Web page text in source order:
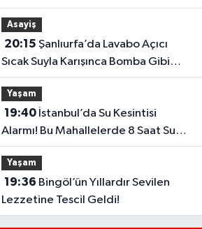
ameliyat edildi
Asayiş
20:15
Sıcak Suyla Karışınca Bomba Gibi
Patladı
Yaşam
19:40İstanbul’da Su Kesintisi
Alarmı! Bu Mahallelerde 8 Saat Su
Akmayacak
Yaşam
19:36
Lezzetine Tescil Geldi!